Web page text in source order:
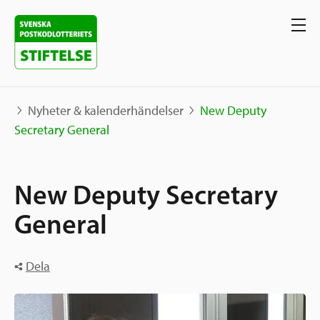
Projekt
Karta
Berättelser
Våra stöd
Grannskapsinitiativet
Utlysningar
Samhällsentreprenörskap
Sök stöd
Ansök
Nyheter & kalenderhändelser
New Deputy
Secretary General
New Deputy Secretary
General
Dela